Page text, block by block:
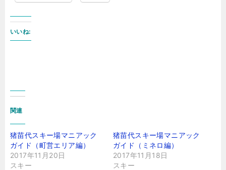
いいね:
関連
猪苗代スキー場マニアック
ガイド（町営エリア編）
2017年11月20日
スキー
猪苗代スキー場マニアック
ガイド（ミネロ編）
2017年11月18日
スキー